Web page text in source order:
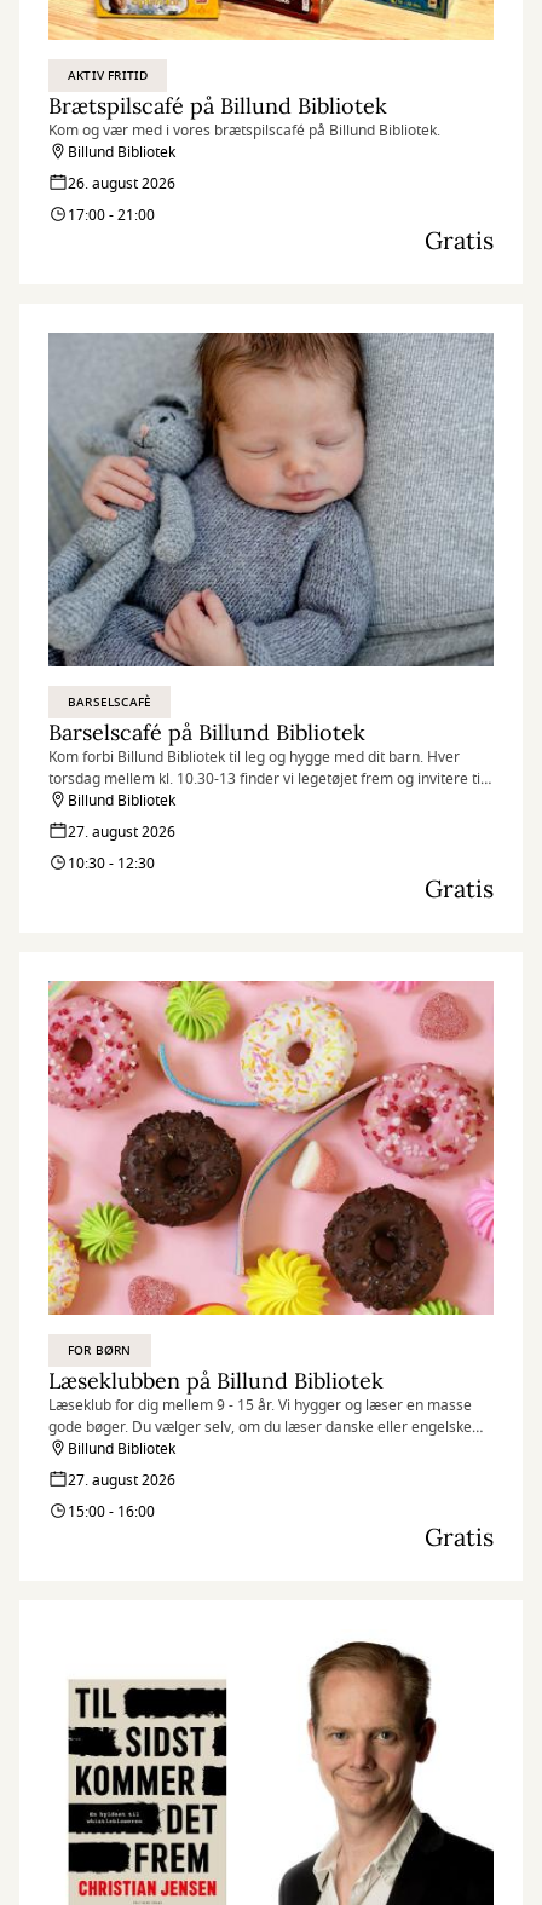
AKTIV FRITID
Brætspilscafé på Billund Bibliotek
Kom og vær med i vores brætspilscafé på Billund Bibliotek.
Billund Bibliotek
26. august 2026
17:00 - 21:00
Gratis
BARSELSCAFÈ
Barselscafé på Billund Bibliotek
Kom forbi Billund Bibliotek til leg og hygge med dit barn. Hver
torsdag mellem kl. 10.30-13 finder vi legetøjet frem og invitere til
Barselscafé.
Billund Bibliotek
27. august 2026
10:30 - 12:30
Gratis
FOR BØRN
Læseklubben på Billund Bibliotek
Læseklub for dig mellem 9 - 15 år. Vi hygger og læser en masse
gode bøger. Du vælger selv, om du læser danske eller engelske
bøger. Der er ingen tilmelding, du møder bare op.
Billund Bibliotek
27. august 2026
15:00 - 16:00
Gratis